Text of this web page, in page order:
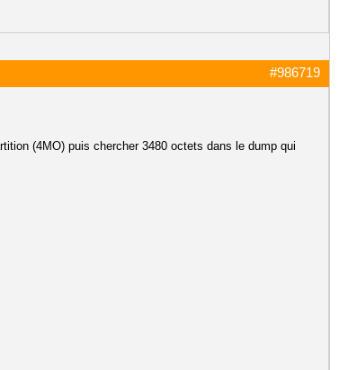
#986719
(4MO) puis chercher 3480 octets dans le dump qui